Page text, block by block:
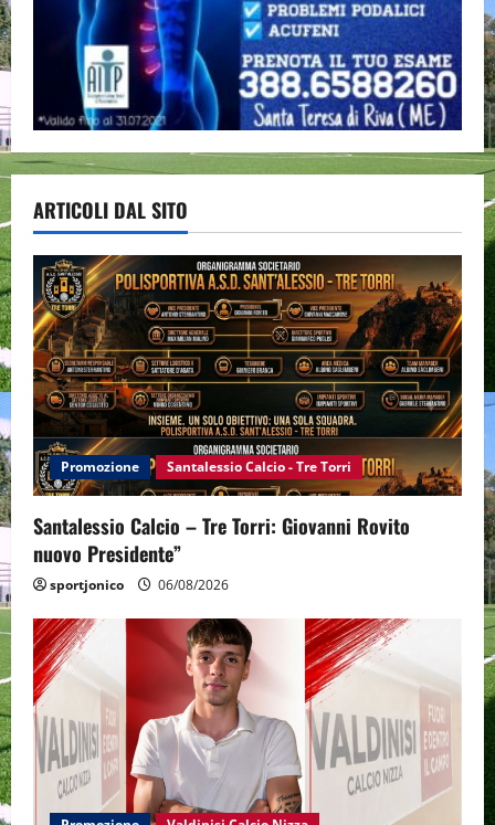
ARTICOLI DAL SITO
Promozione Santalessio Calcio - Tre Torri
Santalessio Calcio – Tre Torri: Giovanni Rovito
nuovo Presidente”
sportjonico 06/08/2026